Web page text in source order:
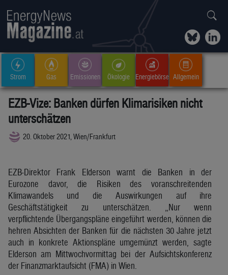
Strom Gas Emissionen Ökologie Energiebörse Allgemein
EZB-Vize: Banken dürfen Klimarisiken nicht
unterschätzen
20. Oktober 2021, Wien/Frankfurt
EZB-Direktor Frank Elderson warnt die Banken in der
Eurozone davor, die Risiken des voranschreitenden
Klimawandels und die Auswirkungen auf ihre
Geschäftstätigkeit zu unterschätzen. „Nur wenn
verpflichtende Übergangspläne eingeführt werden, können die
hehren Absichten der Banken für die nächsten 30 Jahre jetzt
auch in konkrete Aktionspläne umgemünzt werden, sagte
Elderson am Mittwochvormittag bei der Aufsichtskonferenz
der Finanzmarktaufsicht (FMA) in Wien.